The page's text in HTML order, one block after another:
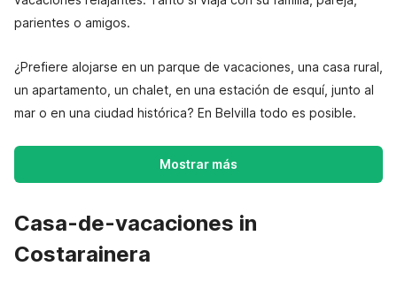
parientes o amigos.
¿Prefiere alojarse en un parque de vacaciones, una casa rural,
un apartamento, un chalet, en una estación de esquí, junto al
mar o en una ciudad histórica? En Belvilla todo es posible.
Mostrar más
Casa-de-vacaciones in
Costarainera